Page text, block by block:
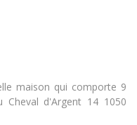
maison qui comporte 9
Cheval d'Argent 14 1050